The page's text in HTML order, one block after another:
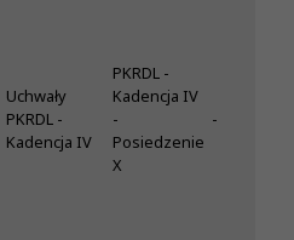
Uchwały
PKRDL -
Kadencja IV
PKRDL -
Kadencja IV
-
Posiedzenie
X
-